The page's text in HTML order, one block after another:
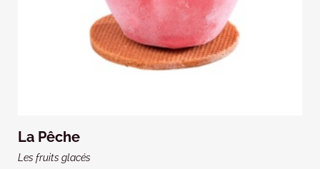
La Pêche
Les fruits glacés